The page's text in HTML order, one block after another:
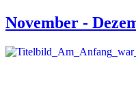
November -